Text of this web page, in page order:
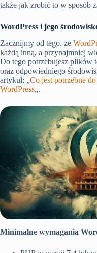
także jak zrobić to w sposób
WordPress i jego
Zacznijmy od tego, że
każdą inną, a przynajmniej
Do tego potrzebujesz plików
oraz odpowiedniego
artykuł: „Co jest potrzebne
WordPress„.
Minimalne wymagania